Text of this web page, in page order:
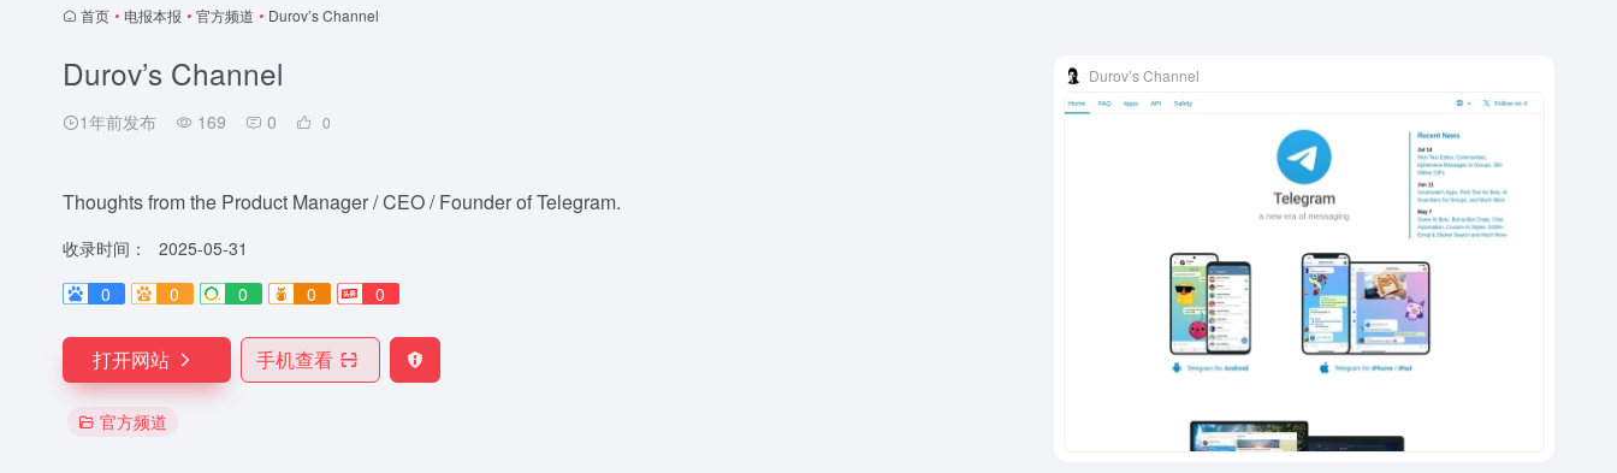
首页 • 电报本报 • 官方频道 • Durov’s Channel
Durov’s Channel
1年前发布 169 0 0
Thoughts from the Product Manager / CEO / Founder of Telegram.
收录时间：
2025-05-31
0
0 0 0 0
打开网站 手机查看
官方频道
Durov’s Channel